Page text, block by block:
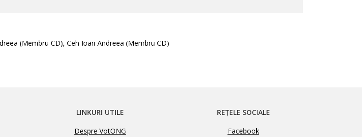
(Membru CD), Ceh Ioan Andreea (Membru CD)
LINKURI UTILE
Despre VotONG
REȚELE SOCIALE
Facebook